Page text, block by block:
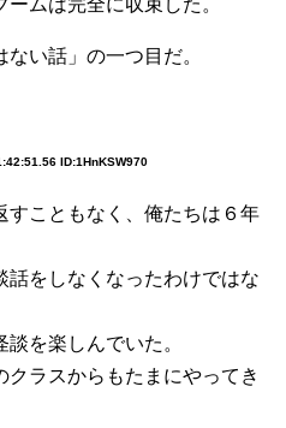
い話」の一つ目だ。
ID:1HnKSW970
すこともなく、俺たちは６年
話をしなくなったわけではな
を楽しんでいた。
ラスからもたまにやってき